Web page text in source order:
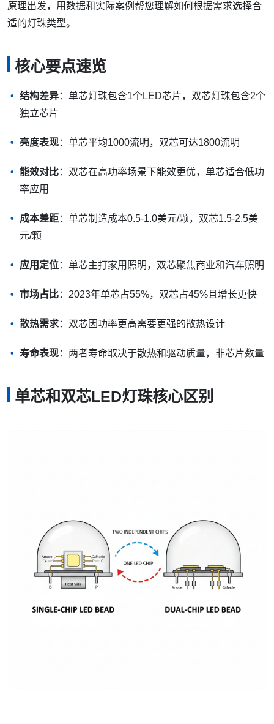
原理出发，用数据和实际案例帮您理解如何根据需求选择合
适的灯珠类型。
核心要点速览
结构差异：单芯灯珠包含1个LED芯片，双芯灯珠包含2个
独立芯片
亮度表现：单芯平均1000流明，双芯可达1800流明
能效对比：双芯在高功率场景下能效更优，单芯适合低功
率应用
成本差距：单芯制造成本0.5-1.0美元/颗，双芯1.5-2.5美
元/颗
应用定位：单芯主打家用照明，双芯聚焦商业和汽车照明
市场占比：2023年单芯占55%，双芯占45%且增长更快
散热需求：双芯因功率更高需要更强的散热设计
寿命表现：两者寿命取决于散热和驱动质量，非芯片数量
单芯和双芯LED灯珠核心区别